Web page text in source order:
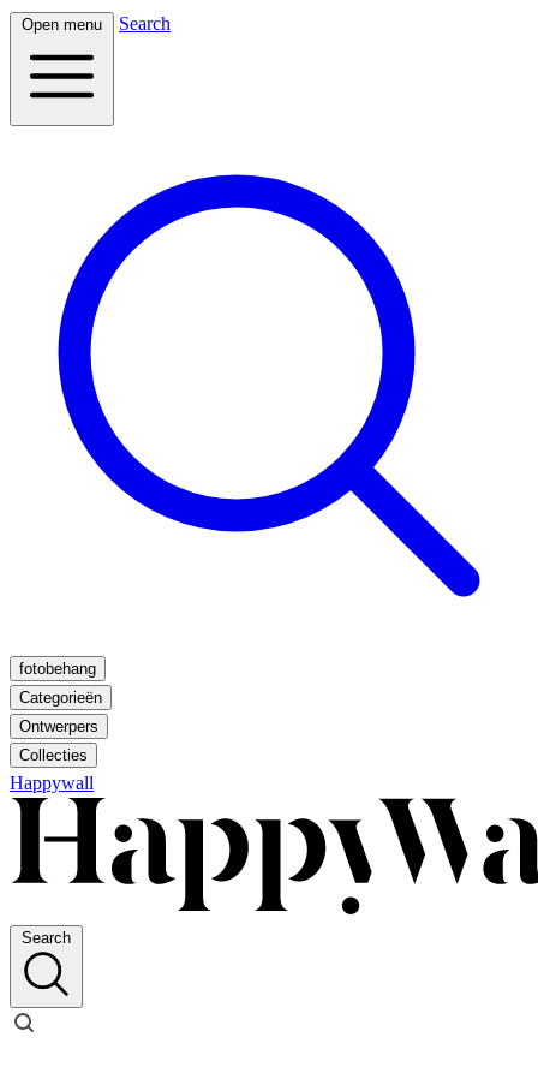
Open menu Search
fotobehang
Categorieën
Ontwerpers
Collecties
Happywall
Search